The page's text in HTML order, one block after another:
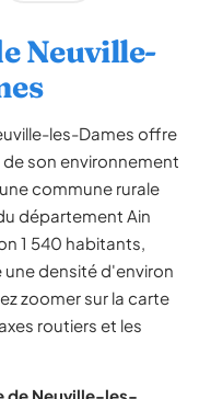
Neuville-
les-Dames offre
son environnement
commune rurale
département Ain
1 540 habitants,
une densité d'environ
zoomer sur la carte
routiers et les